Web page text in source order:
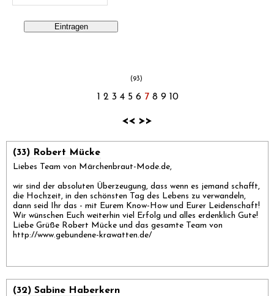
(93)
1 2 3 4 5 6 7 8 9 10
<< >>
(33) Robert Mücke
Liebes Team von Märchenbraut-Mode.de,
wir sind der absoluten Überzeugung, dass wenn es jemand schafft,
die Hochzeit, in den schönsten Tag des Lebens zu verwandeln,
dann seid Ihr das - mit Eurem Know-How und Eurer Leidenschaft!
Wir wünschen Euch weiterhin viel Erfolg und alles erdenklich Gute!
Liebe Grüße Robert Mücke und das gesamte Team von
http://www.gebundene-krawatten.de/
(32) Sabine Haberkern